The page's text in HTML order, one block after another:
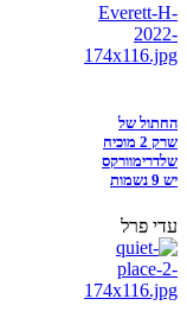
החתול של
שרק 2 מוכיח
שלדרימוורקס
יש 9 נשמות
עדי פרל